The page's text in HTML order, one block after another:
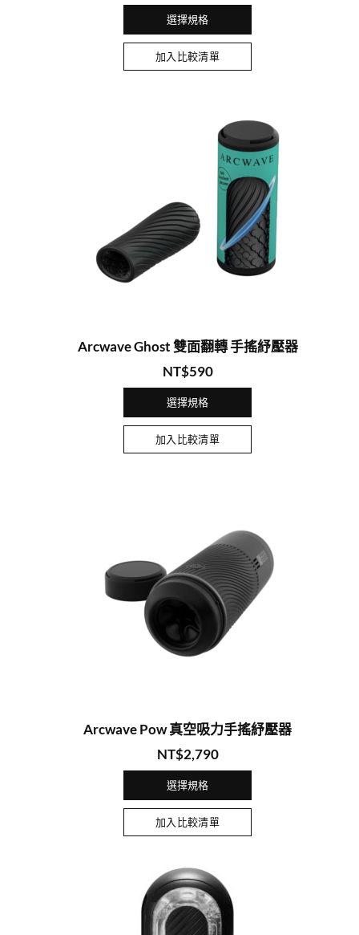
選擇規格
加入比較清單
Arcwave Ghost 雙面翻轉 手搖紓壓器
NT$590
選擇規格
加入比較清單
Arcwave Pow 真空吸力手搖紓壓器
NT$2,790
選擇規格
加入比較清單